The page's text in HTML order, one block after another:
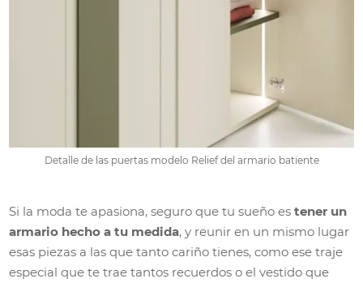
Detalle de las puertas modelo Relief del armario batiente
Si la moda te apasiona, seguro que tu sueño estener un
armario hecho a tu medida, y reunir en un mismo lugar
esas piezas a las que tanto cariño tienes, como ese traje
especial que te trae tantos recuerdos o el vestido que